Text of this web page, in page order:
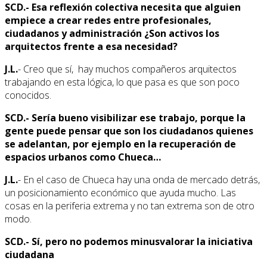
SCD.- Esa reflexión colectiva necesita que alguien
empiece a crear redes entre profesionales,
ciudadanos y administración ¿Son activos los
arquitectos frente a esa necesidad?
J.L.- Creo que sí, hay muchos compañeros arquitectos
trabajando en esta lógica, lo que pasa es que son poco
conocidos.
SCD.- Sería bueno visibilizar ese trabajo, porque la
gente puede pensar que son los ciudadanos quienes
se adelantan, por ejemplo en la recuperación de
espacios urbanos como Chueca…
J.L.- En el caso de Chueca hay una onda de mercado detrás,
un posicionamiento económico que ayuda mucho. Las
cosas en la periferia extrema y no tan extrema son de otro
modo.
SCD.- Sí, pero no podemos minusvalorar la iniciativa
ciudadana